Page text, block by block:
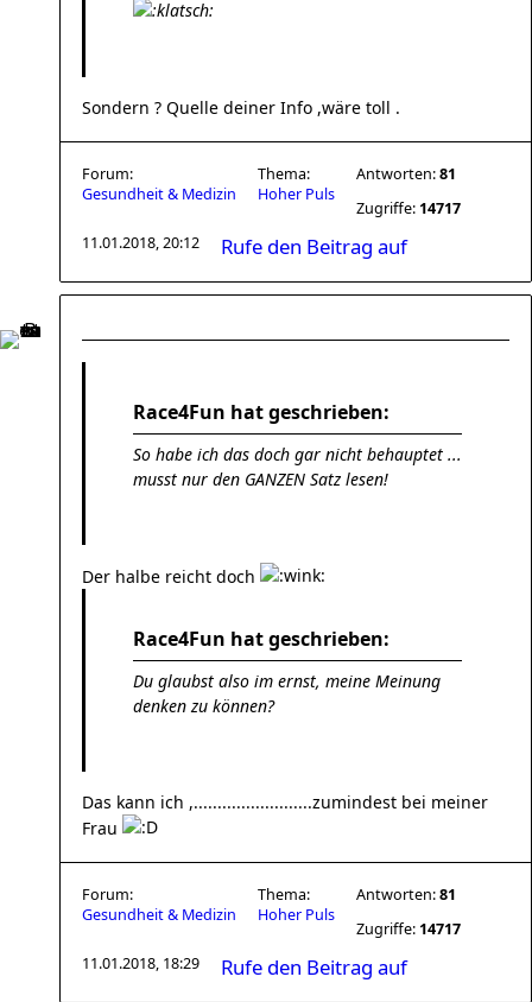
Sondern ? Quelle deiner Info ,wäre toll .
Forum:
Gesundheit & Medizin
Thema:
Hoher Puls
Antworten:81
Zugriffe: 14717
11.01.2018, 20:12
Rufe den Beitrag auf
Race4Fun hat geschrieben:
So habe ich das doch gar nicht behauptet ...
musst nur den GANZEN Satz lesen!
Der halbe reicht doch
Race4Fun hat geschrieben:
Du glaubst also im ernst, meine Meinung
denken zu können?
Das kann ich ,.........................zumindest bei meiner
Frau
Forum:
Gesundheit & Medizin
Thema:
Hoher Puls
Antworten:81
Zugriffe: 14717
11.01.2018, 18:29
Rufe den Beitrag auf